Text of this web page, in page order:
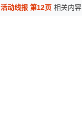
活动线报 第12页 相关内容